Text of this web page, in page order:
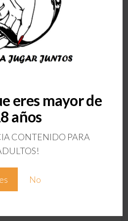
eres mayor de
años
CONTENIDO PARA
No
electrónico no será
obligatorios están